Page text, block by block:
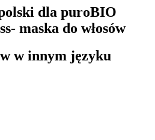
dla puroBIO
maska do włosów
w innym języku